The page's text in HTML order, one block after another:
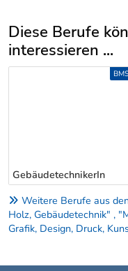
Diese Berufe
interessieren ...
Uber weitere
GebäudetechnikerIn
Weitere Berufe aus
Holz, Gebäudetechnik" ,
Grafik, Design, Druck,